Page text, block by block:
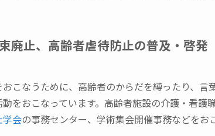
廃止、高齢者虐待防止の普及・啓発
こなうために、高齢者のからだを縛ったり、
をおこなっています。高齢者施設の介護・看護
学会の事務センター、学術集会開催事務などをお